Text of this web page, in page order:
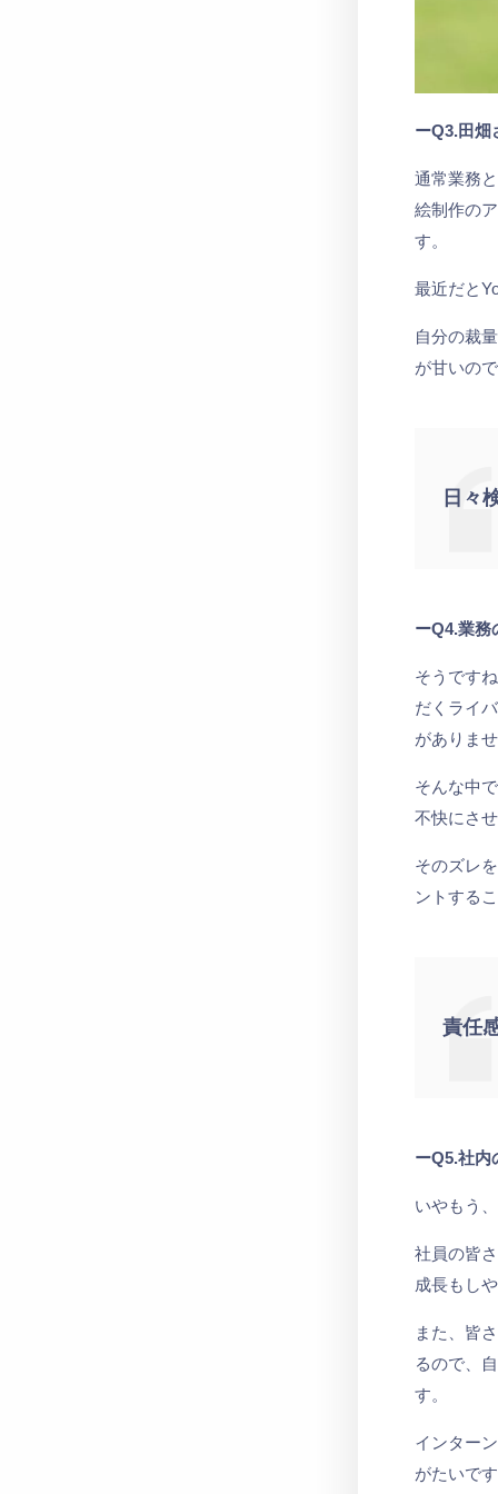
ーQ3.田畑
通常業務
絵制作の
す。
最近だと
自分の裁
が甘いの
日々
ーQ4.業務
そうです
だくライ
がありま
そんな中
不快にさ
そのズレ
ントする
責任
ーQ5.社内
いやもう
社員の皆
成長もし
また、皆
るので、
す。
インター
がたいで